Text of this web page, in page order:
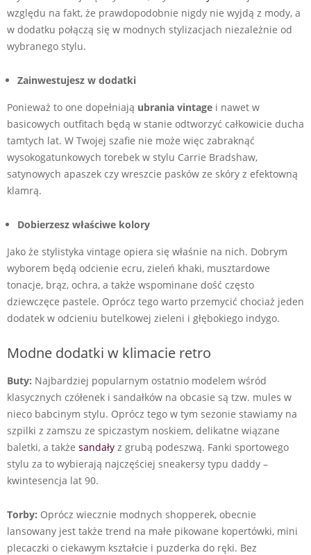
względu na fakt, że prawdopodobnie nigdy nie wyjdą z mody, a
w dodatku połączą się w modnych stylizacjach niezależnie od
wybranego stylu.
Zainwestujesz w dodatki
Ponieważ to one dopełniają ubrania vintage i nawet w
basicowych outfitach będą w stanie odtworzyć całkowicie ducha
tamtych lat. W Twojej szafie nie może więc zabraknąć
wysokogatunkowych torebek w stylu Carrie Bradshaw,
satynowych apaszek czy wreszcie pasków ze skóry z efektowną
klamrą.
Dobierzesz właściwe kolory
Jako że stylistyka vintage opiera się właśnie na nich. Dobrym
wyborem będą odcienie ecru, zieleń khaki, musztardowe
tonacje, brąz, ochra, a także wspominane dość często
dziewczęce pastele. Oprócz tego warto przemycić chociaż jeden
dodatek w odcieniu butelkowej zieleni i głębokiego indygo.
Modne dodatki w klimacie retro
Buty: Najbardziej popularnym ostatnio modelem wśród
klasycznych czółenek i sandałków na obcasie są tzw. mules w
nieco babcinym stylu. Oprócz tego w tym sezonie stawiamy na
szpilki z zamszu ze spiczastym noskiem, delikatne wiązane
baletki, a także sandały z grubą podeszwą. Fanki sportowego
stylu za to wybierają najczęściej sneakersy typu daddy –
kwintesencja lat 90.
Torby: Oprócz wiecznie modnych shopperek, obecnie
lansowany jest także trend na małe pikowane kopertówki, mini
plecaczki o ciekawym kształcie i puzderka do ręki. Bez